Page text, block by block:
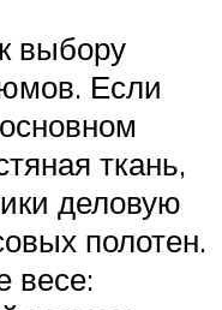
выбору
Если
ткань,
деловую
полотен.
весе: